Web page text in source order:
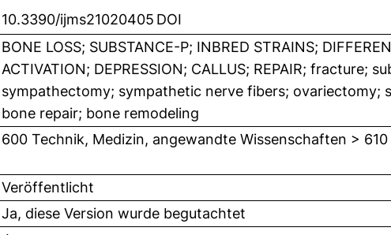
10.3390/ijms21020405 DOI
BONE LOSS; SUBSTANCE-P; INBRED STRAINS;
ACTIVATION; DEPRESSION; CALLUS; REPAIR; fracture;
sympathectomy; sympathetic nerve fibers; ovariectomy;
bone repair; bone remodeling
600 Technik, Medizin, angewandte Wissenschaften >
Veröffentlicht
Ja, diese Version wurde begutachtet